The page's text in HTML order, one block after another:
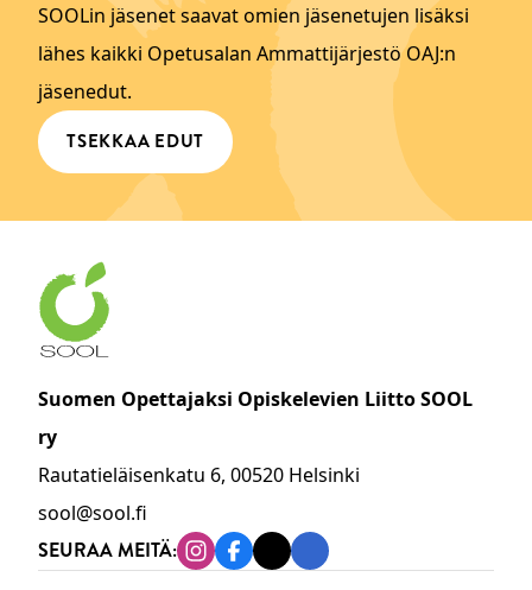
SOOLin jäsenet saavat omien jäsenetujen lisäksi
lähes kaikki Opetusalan Ammattijärjestö OAJ:n
jäsenedut.
TSEKKAA EDUT
Suomen Opettajaksi Opiskelevien Liitto SOOL
ry
Rautatieläisenkatu 6, 00520 Helsinki
sool@sool.fi
SEURAA MEITÄ: Instagram
Facebook
TiktokLinkedin